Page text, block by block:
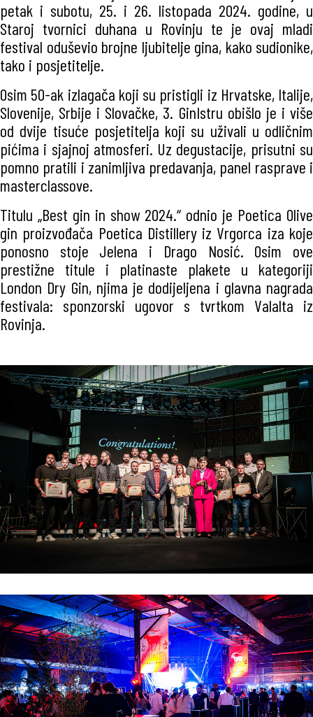
petak i subotu, 25. i 26. listopada 2024. godine, u
Staroj tvornici duhana u Rovinju te je ovaj mladi
festival oduševio brojne ljubitelje gina, kako sudionike,
tako i posjetitelje.
Osim 50-ak izlagača koji su pristigli iz Hrvatske, Italije,
Slovenije, Srbije i Slovačke, 3. GinIstru obišlo je i više
od dvije tisuće posjetitelja koji su uživali u odličnim
pićima i sjajnoj atmosferi. Uz degustacije, prisutni su
pomno pratili i zanimljiva predavanja, panel rasprave i
masterclassove.
Titulu „Best gin in show 2024.“ odnio je Poetica Olive
gin proizvođača Poetica Distillery iz Vrgorca iza koje
ponosno stoje Jelena i Drago Nosić. Osim ove
prestižne titule i platinaste plakete u kategoriji
London Dry Gin, njima je dodijeljena i glavna nagrada
festivala: sponzorski ugovor s tvrtkom Valalta iz
Rovinja.